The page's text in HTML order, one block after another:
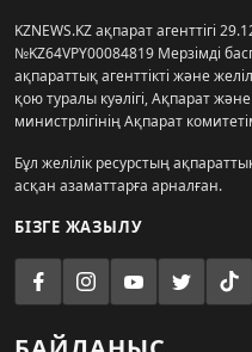
KZNEWS.KZ ақпарат агенттігі
№KZ64VPY00084819 Мерзімді
ақпараттық агенттікті және
қою туралы куәлігі, Ақпарат
министрлігінің Ақпарат
Бұл желілік ресурстың
асқан азаматтарға арналған.
БІЗГЕ ЖАЗЫЛУ